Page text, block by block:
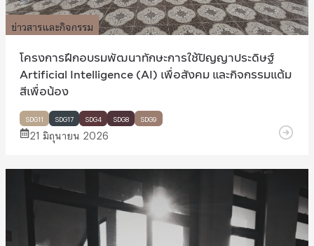
ข่าวสารและกิจกรรม
โครงการฝึกอบรมพัฒนาทักษะการใช้ปัญญาประดิษฐ์
Artificial Intelligence (AI) เพื่อสังคม และกิจกรรมแต้ม
สีเพื่อน้อง
SDG11 SDG17 SDG4 SDG8 SDG9
21 มิถุนายน 2026